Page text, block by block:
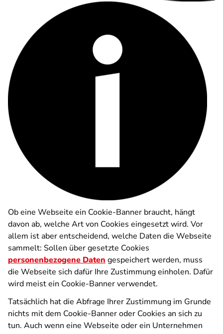
Ob eine Webseite ein Cookie-Banner braucht, hängt
davon ab, welche Art von Cookies eingesetzt wird. Vor
allem ist aber entscheidend, welche Daten die Webseite
sammelt: Sollen über gesetzte Cookies
personenbezogene Daten gespeichert werden, muss
die Webseite sich dafür Ihre Zustimmung einholen. Dafür
wird meist ein Cookie-Banner verwendet.
Tatsächlich hat die Abfrage Ihrer Zustimmung im Grunde
nichts mit dem Cookie-Banner oder Cookies an sich zu
tun. Auch wenn eine Webseite oder ein Unternehmen